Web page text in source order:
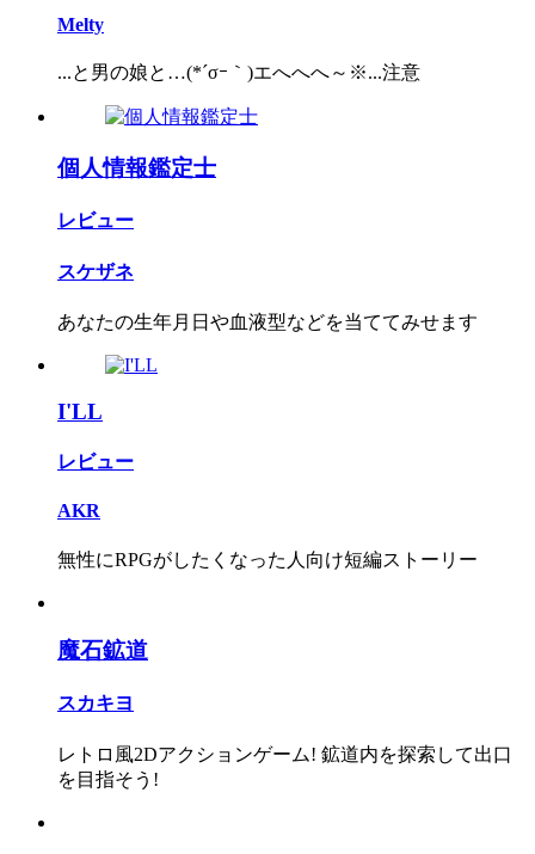
Melty
...と男の娘と…(*´σｰ｀)エへへへ～※...注意
個人情報鑑定士
レビュー
スケザネ
あなたの生年月日や血液型などを当ててみせます
I'LL
レビュー
AKR
無性にRPGがしたくなった人向け短編ストーリー
魔石鉱道
スカキヨ
レトロ風2Dアクションゲーム! 鉱道内を探索して出口
を目指そう!